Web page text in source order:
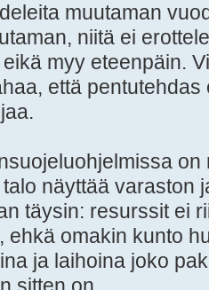
muutaman
niitä ei
myy eteenpäin.
että
on
näyttää varaston
täysin: resurssit ei
ehkä omakin kunto
ja laihoina joko